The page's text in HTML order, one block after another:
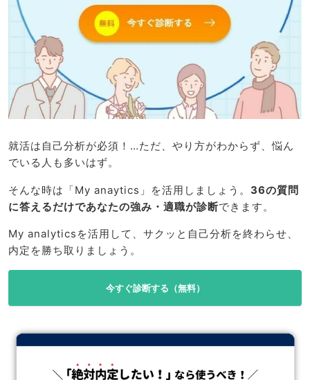
就活は自己分析が必須！…ただ、やり方がわからず、悩ん
でいる人も多いはず。
そんな時は「My anaytics」を活用しましょう。 36の質問
に答えるだけであなたの強み・適職が診断できます。
My analyticsを活用して、サクッと自己分析を終わらせ、
内定を勝ち取りましょう。
今すぐ診断する（無料）